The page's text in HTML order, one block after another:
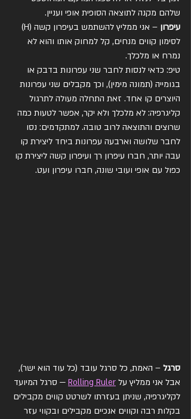
שלהם מקנה לתוצאה הסופית אופי ועניין.
עיפרון
– אני ממליץ להשתמש בעיפרון קשה (H)
לסימון קווים מנחים, קל למחוק אותו והוא לא
נמרח או מלכלך.
טיפ: כדאי לנסות לחבר שני עפרונות בדבק או
בגומייה (תמונה מימין), וכך מקבלים שני עפרונות
היוצרים קו אחד. זאת התחלה מעולה לתרגול
קליגרפיה: לא מלכלך ולא יקר, אפשר לטעות כמה
שרוצים והתוצאה לרוב טובה. למתקדמים: נסו
לחבר שלושה וארבעה עפרונות ביחד ליצירת קו
עבה יותר, חברו עיפרון רך ועיפרון קשה ליצירת קו
כפול עם אופי ועובי שונה, חברו עיפרון ועט.
סרגל – האמת, כל סרגל עובד (כל עוד הוא ישר),
אבל אני ממליץ על Rolling Ruler — סרגל המיועד
לקליגרפיה, שניתן בעזרתו לשרטט קווים מקבילים
בקלות רבה וקווים אנכיים מקבילים ובקווי עזר